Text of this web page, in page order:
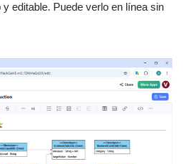
editable. Puede verlo en línea sin